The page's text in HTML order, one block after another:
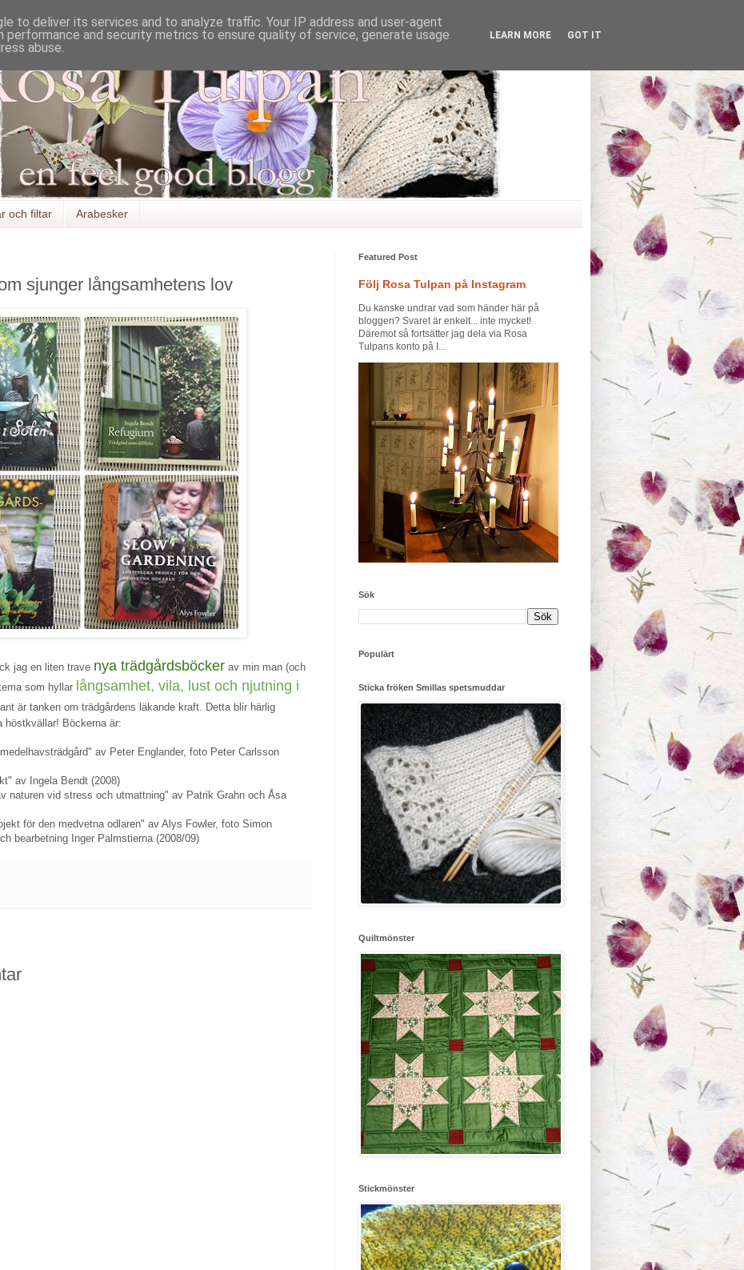
och filtar Arabesker
sjunger långsamhetens lov
jag en liten trave nya trädgårdsböcker av min man (och
som hyllar långsamhet, vila, lust och njutning i
är tanken om trädgårdens läkande kraft. Detta blir härlig
höstkvällar! Böckerna är:
av Peter Englander, foto Peter Carlsson
av Ingela Bendt (2008)
naturen vid stress och utmattning" av Patrik Grahn och Åsa
för den medvetna odlaren" av Alys Fowler, foto Simon
bearbetning Inger Palmstierna (2008/09)
Featured Post
Följ Rosa Tulpan på Instagram
Du kanske undrar vad som händer här på
bloggen? Svaret är enkelt... inte mycket!
Däremot så fortsätter jag dela via Rosa
Tulpans konto på I...
Sök
Populärt
Sticka fröken Smillas spetsmuddar
Quiltmönster
Stickmönster
to deliver its services and to analyze traffic. Your IP address and user-agent
performance and security metrics to ensure quality of service, generate usage
abuse.
LEARN MORE GOT IT